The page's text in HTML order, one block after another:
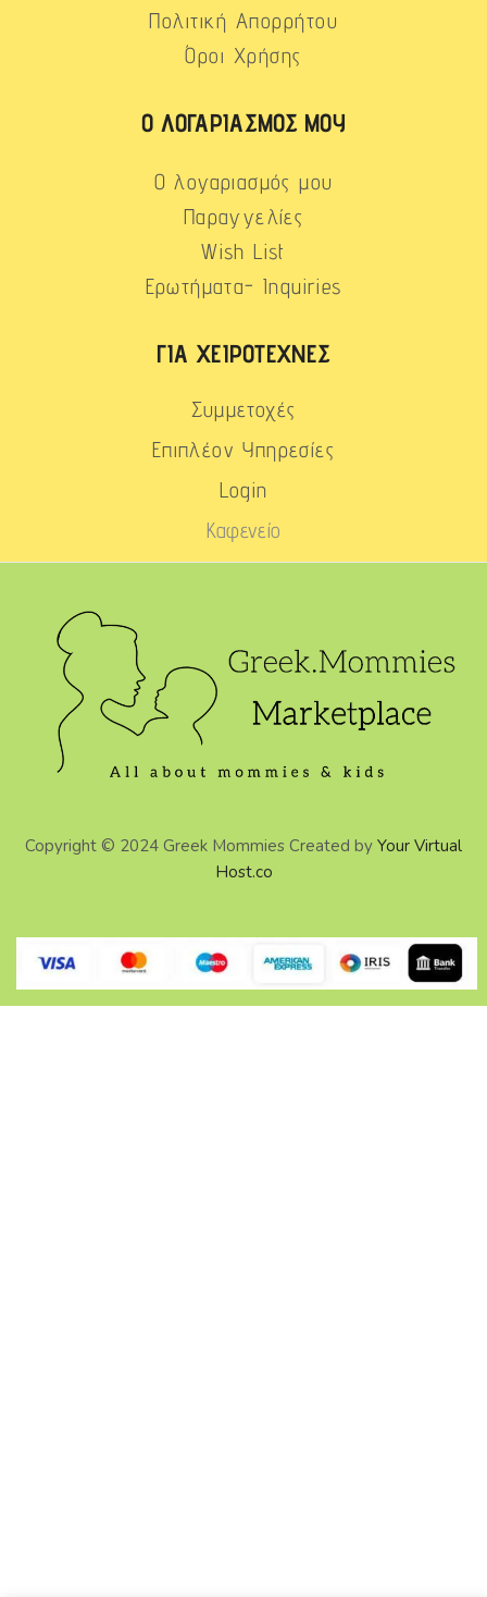
Πολιτική Απορρήτου
Όροι Χρήσης
Ο ΛΟΓΑΡΙΑΣΜΌΣ ΜΟΥ
Ο λογαριασμός μου
Παραγγελίες
Wish List
Ερωτήματα- Inquiries
ΓΙΑ ΧΕΙΡΟΤΈΧΝΕΣ
Συμμετοχές
Επιπλέον Υπηρεσίες
Login
Καφενείο
Copyright © 2024 Greek Mommies Created by Your Virtual
Host.co